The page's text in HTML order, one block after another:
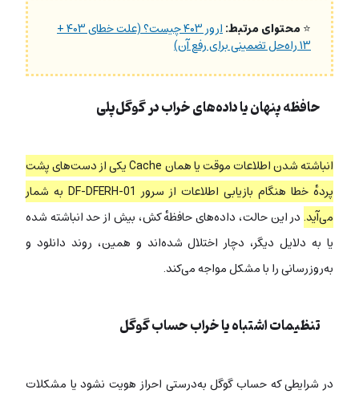
⭐محتوای مرتبط: ارور ۴۰۳ چیست؟ (علت خطای ۴۰۳ +
۱۳ راه‌حل تضمینی برای رفع آن)
حافظه پنهان یا داده‌های خراب در گوگل‌پلی
انباشته شدن اطلاعات موقت یا همان Cache یکی از دست‌های پشت
پردهٔ خطا هنگام بازیابی اطلاعات از سرور DF-DFERH-01 به شمار
می‌آید.در این حالت، داده‌های حافظه‌ٔ کش، بیش از حد انباشته شده
یا به دلایل دیگر، دچار اختلال شده‌اند و همین، روند دانلود و
به‌روزرسانی را با مشکل مواجه می‌‌کند.
تنظیمات اشتباه یا خراب حساب گوگل
در شرایطی که حساب گوگل به‌درستی احراز هویت نشود یا مشکلات